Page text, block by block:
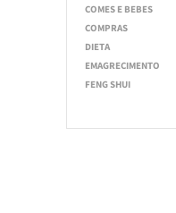
COMES E BEBES
COMPRAS
DIETA
EMAGRECIMENTO
FENG SHUI